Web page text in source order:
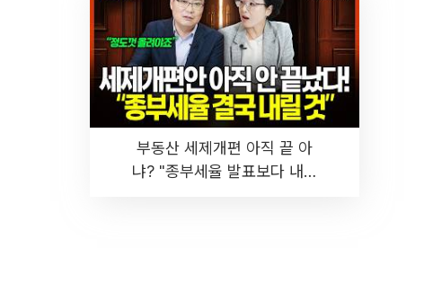
부동산 세제개편 아직 끝 아
냐? "종부세율 발표보다 내릴